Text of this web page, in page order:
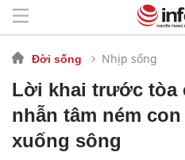
Đời sống Nhịp sống
Lời khai trước tòa
nhẫn tâm ném
xuống sông